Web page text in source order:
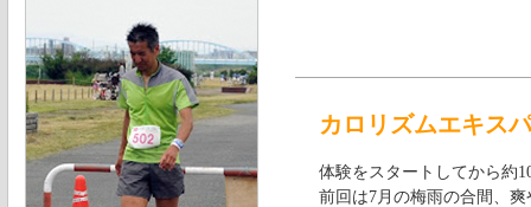
カロリズムエキス
体験をスタートしてから約
前回は7月の梅雨の合間、